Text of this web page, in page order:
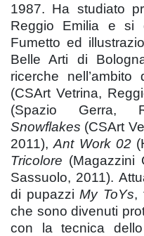
1987. Ha studiato
Reggio Emilia e si
Fumetto ed
Belle Arti di
ricerche nell’ambito
(CSArt Vetrina,
(Spazio Gerra,
Snowflakes (CSArt
2011),Ant Work 02
Tricolore (Magazzini
Sassuolo, 2011).
di pupazziMy ToYs,
che sono divenuti
con la tecnica